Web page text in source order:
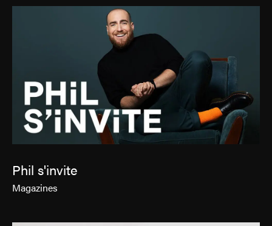
Phil s'invite
Magazines